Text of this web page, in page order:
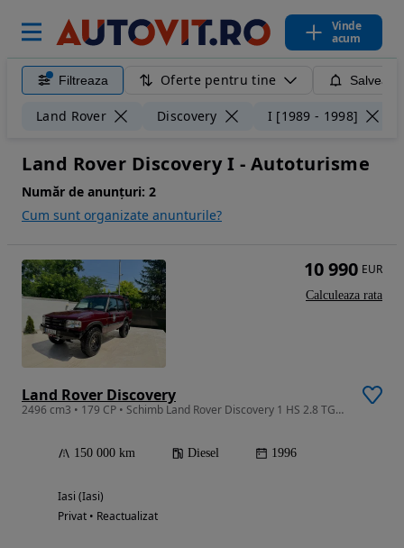
Vinde
acum
Filtreaza Oferte pentru tine
Land Rover Discovery I [1989 - 1998]
Land Rover Discovery I - Autoturisme
Număr de anunțuri: 2
Cum sunt organizate anunturile?
Land Rover Discovery
2496 cm3 • 179 CP • Schimb Land Rover Discovery 1 HS 2.8 TGV cu Toyota Land Cruiser J90
150 000 km Diesel 1996
Iasi (Iasi)
Privat • Reactualizat
10 990 EUR
Calculeaza rata